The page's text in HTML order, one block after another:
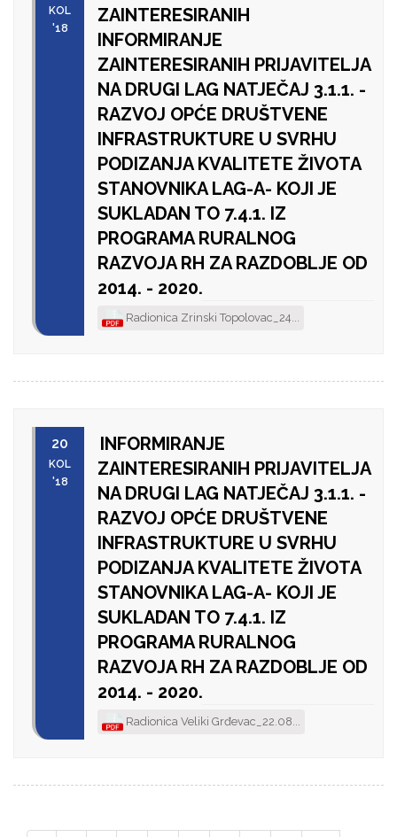
KOL
'18
ZAINTERESIRANIH
INFORMIRANJE
ZAINTERESIRANIH PRIJAVITELJA
NA DRUGI LAG NATJEČAJ 3.1.1. -
RAZVOJ OPĆE DRUŠTVENE
INFRASTRUKTURE U SVRHU
PODIZANJA KVALITETE ŽIVOTA
STANOVNIKA LAG-A- KOJI JE
SUKLADAN TO 7.4.1. IZ
PROGRAMA RURALNOG
RAZVOJA RH ZA RAZDOBLJE OD
2014. - 2020.
Radionica Zrinski Topolovac_24...
20
KOL
'18
INFORMIRANJE
ZAINTERESIRANIH PRIJAVITELJA
NA DRUGI LAG NATJEČAJ 3.1.1. -
RAZVOJ OPĆE DRUŠTVENE
INFRASTRUKTURE U SVRHU
PODIZANJA KVALITETE ŽIVOTA
STANOVNIKA LAG-A- KOJI JE
SUKLADAN TO 7.4.1. IZ
PROGRAMA RURALNOG
RAZVOJA RH ZA RAZDOBLJE OD
2014. - 2020.
Radionica Veliki Grđevac_22.08...